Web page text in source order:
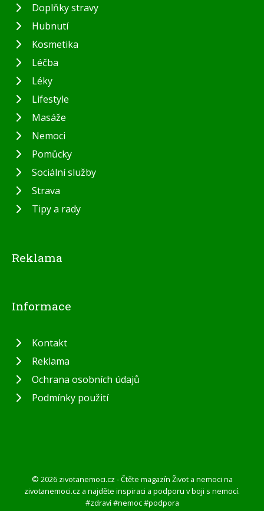
Doplňky stravy
Hubnutí
Kosmetika
Léčba
Léky
Lifestyle
Masáže
Nemoci
Pomůcky
Sociální služby
Strava
Tipy a rady
Reklama
Informace
Kontakt
Reklama
Ochrana osobních údajů
Podmínky použití
© 2026 zivotanemoci.cz - Čtěte magazín Život a nemoci na
zivotanemoci.cz a najděte inspiraci a podporu v boji s nemocí.
#zdraví #nemoc #podpora